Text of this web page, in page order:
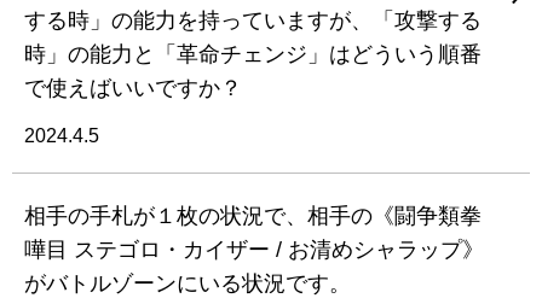
する時」の能力を持っていますが、「攻撃する
時」の能力と「革命チェンジ」はどういう順番
で使えばいいですか？
2024.4.5
相手の手札が１枚の状況で、相手の《闘争類拳
嘩目 ステゴロ・カイザー / お清めシャラップ》
がバトルゾーンにいる状況です。